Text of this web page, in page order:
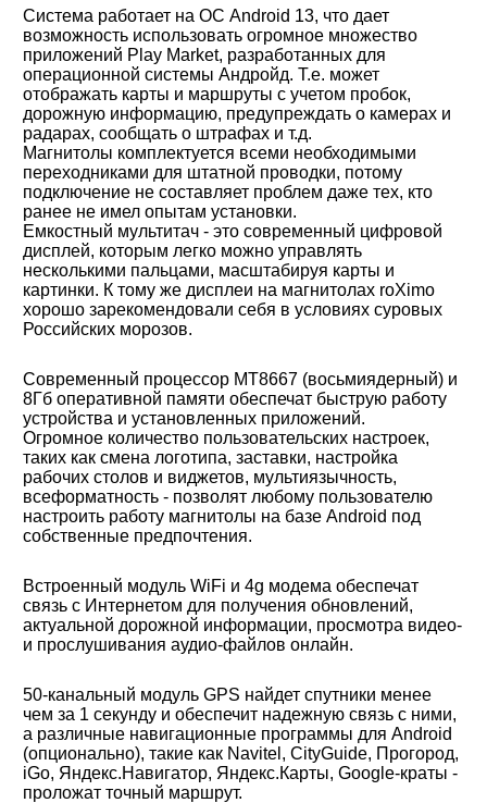
Система работает на ОС Android 13, что дает
возможность использовать огромное множество
приложений Play Market, разработанных для
операционной системы Андройд. Т.е. может
отображать карты и маршруты с учетом пробок,
дорожную информацию, предупреждать о камерах и
радарах, сообщать о штрафах и т.д.
Магнитолы комплектуется всеми необходимыми
переходниками для штатной проводки, потому
подключение не составляет проблем даже тех, кто
ранее не имел опытам установки.
Емкостный мультитач - это современный цифровой
дисплей, которым легко можно управлять
несколькими пальцами, масштабируя карты и
картинки. К тому же дисплеи на магнитолах roXimo
хорошо зарекомендовали себя в условиях суровых
Российских морозов.
Современный процессор MT8667 (восьмиядерный) и
8Гб оперативной памяти обеспечат быструю работу
устройства и установленных приложений.
Огромное количество пользовательских настроек,
таких как смена логотипа, заставки, настройка
рабочих столов и виджетов, мультиязычность,
всеформатность - позволят любому пользователю
настроить работу магнитолы на базе Android под
собственные предпочтения.
Встроенный модуль WiFi и 4g модема обеспечат
связь с Интернетом для получения обновлений,
актуальной дорожной информации, просмотра видео-
и прослушивания аудио-файлов онлайн.
50-канальный модуль GPS найдет спутники менее
чем за 1 секунду и обеспечит надежную связь с ними,
а различные навигационные программы для Android
(опционально), такие как Navitel, CityGuide, Прогород,
iGo, Яндекс.Навигатор, Яндекс.Карты, Google-краты -
проложат точный маршрут.